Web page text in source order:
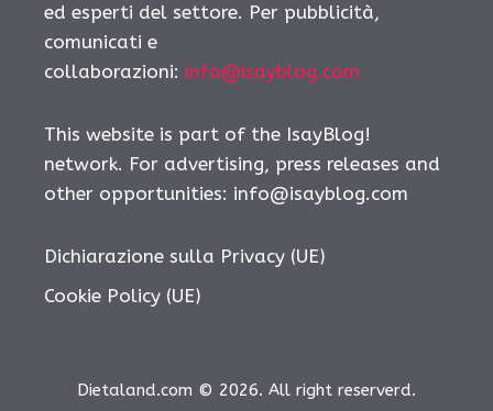
ed esperti del settore. Per pubblicità,
comunicati e
collaborazioni: info@isayblog.com
This website is part of the IsayBlog!
network. For advertising, press releases and
other opportunities: info@isayblog.com
Dichiarazione sulla Privacy (UE)
Cookie Policy (UE)
Dietaland.com © 2026. All right reserverd.